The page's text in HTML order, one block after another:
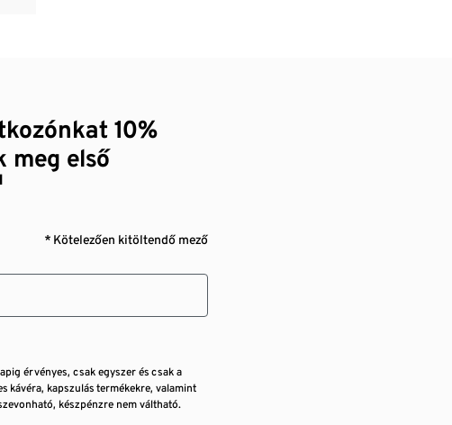
10%
meg első
* Kötelezően kitöltendő mező
érvényes, csak egyszer és csak a
kávéra, kapszulás termékekre, valamint
készpénzre nem váltható.